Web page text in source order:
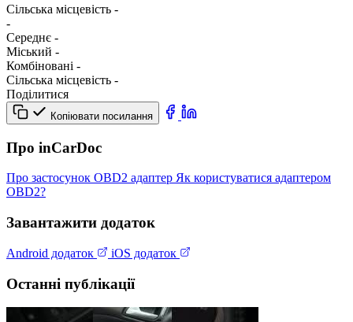
Сільська місцевість -
-
Середнє -
Міський -
Комбіновані -
Сільська місцевість -
Поділитися
Копіювати посилання
Про inCarDoc
Про застосунок OBD2 адаптер Як користуватися адаптером
OBD2?
Завантажити додаток
Android додаток iOS додаток
Останні публікації